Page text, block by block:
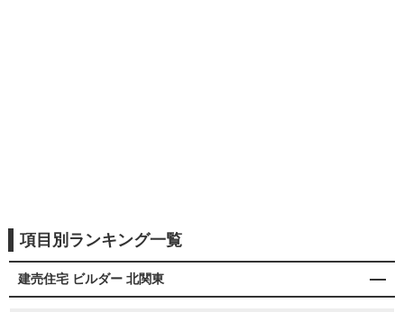
項目別ランキング一覧
建売住宅 ビルダー 北関東